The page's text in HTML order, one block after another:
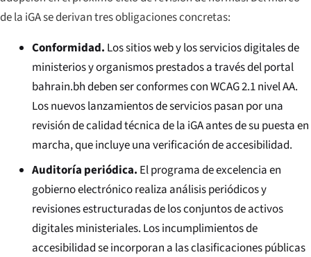
de la iGA se derivan tres obligaciones concretas:
Conformidad. Los sitios web y los servicios digitales de
ministerios y organismos prestados a través del portal
bahrain.bh deben ser conformes con WCAG 2.1 nivel AA.
Los nuevos lanzamientos de servicios pasan por una
revisión de calidad técnica de la iGA antes de su puesta en
marcha, que incluye una verificación de accesibilidad.
Auditoría periódica. El programa de excelencia en
gobierno electrónico realiza análisis periódicos y
revisiones estructuradas de los conjuntos de activos
digitales ministeriales. Los incumplimientos de
accesibilidad se incorporan a las clasificaciones públicas